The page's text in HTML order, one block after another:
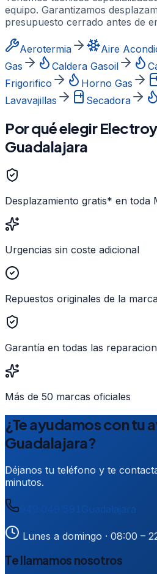
equipo. Garantizamos
presupuesto cerrado antes de
Aerotermia Aire
Gas
Caldera Gasoil
Frigorifico
Horno Gas
Lavavajillas
Secadora
Por qué elegir
Guadalajara
Desplazamiento gratis* en toda
Urgencias sin coste adicional
Repuestos originales de la
Garantía en todas las
Más de 50 marcas oficiales
¿Te ayudamos con tu
Guadalajara?
Déjanos tu teléfono y te
minutos.
Guadalajara
Lunes a domingo · 08:00 –
Te llamamos nosotros